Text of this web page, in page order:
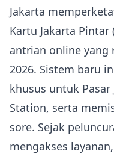
Jakarta
Kartu Jakarta Pintar
antrian online yang
2026. Sistem baru
khusus untuk Pasar
Station, serta
sore. Sejak
mengakses